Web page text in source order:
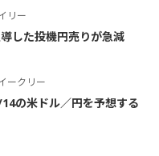
リー
導した投機円売りが急減
ークリー
の米ドル／円を予想する